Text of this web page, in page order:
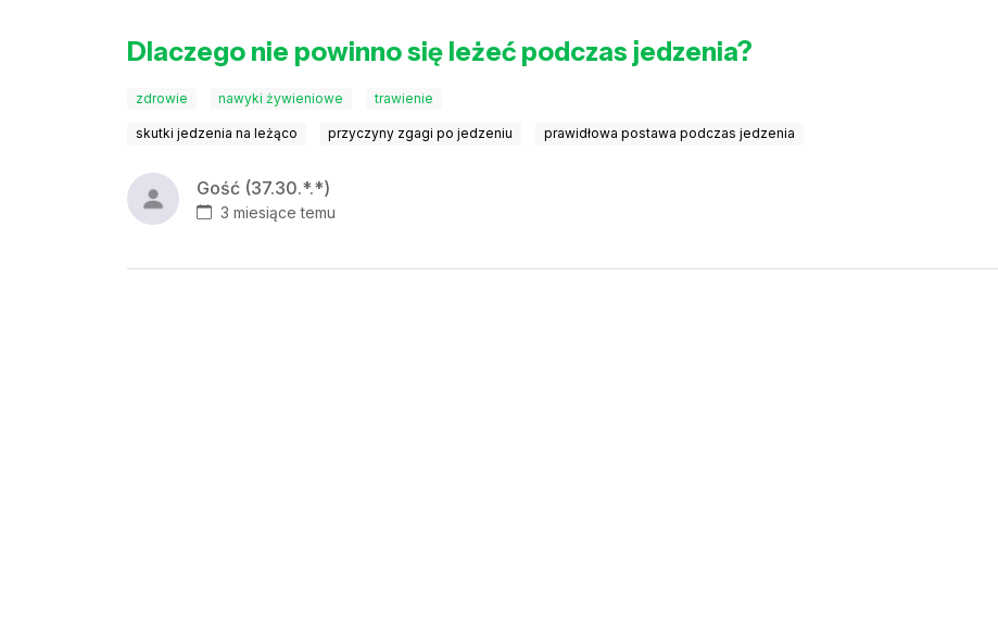
Dlaczego nie powinno się leżeć podczas jedzenia?
zdrowie nawyki żywieniowe trawienie
skutki jedzenia na leżąco przyczyny zgagi po jedzeniu prawidłowa postawa podczas jedzenia
Gość (37.30.*.*)
3 miesiące temu